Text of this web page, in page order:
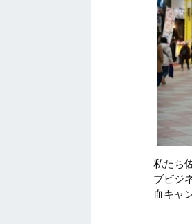
私たち
ブビジ
血キャ